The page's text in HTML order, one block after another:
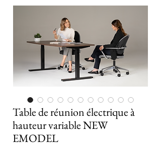
Table de réunion électrique à
hauteur variable NEW
EMODEL